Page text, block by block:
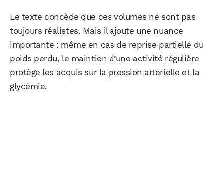
Le texte concède que ces volumes ne sont pas
toujours réalistes. Mais il ajoute une nuance
importante : même en cas de reprise partielle du
poids perdu, le maintien d’une activité régulière
protège les acquis sur la pression artérielle et la
glycémie.
WhatsApp Telegram